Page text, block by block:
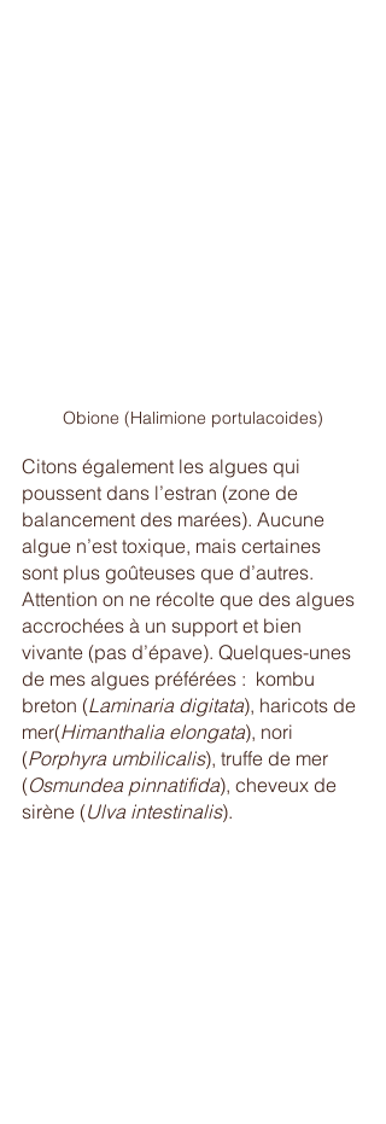
Obione (Halimione portulacoides)
Citons également les algues qui
poussent dans l’estran (zone de
balancement des marées). Aucune
algue n’est toxique, mais certaines
sont plus goûteuses que d’autres.
Attention on ne récolte que des algues
accrochées à un support et bien
vivante (pas d’épave). Quelques-unes
de mes algues préférées :  kombu
breton (Laminaria digitata), haricots de
mer(Himanthalia elongata), nori
(Porphyra umbilicalis), truffe de mer
(Osmundea pinnatifida), cheveux de
sirène (Ulva intestinalis).